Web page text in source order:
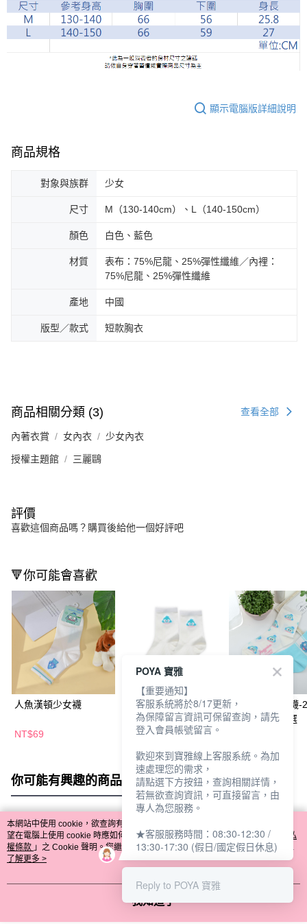
顯示電腦版詳細說明
商品規格
對象與族群 少女
尺寸 M（130-140cm）、L（140-150cm）
顏色 白色、藍色
材質
表布：75%尼龍、25%彈性纖維／內裡：
75%尼龍、25%彈性纖維
產地 中國
版型／款式 短款胸衣
商品相關分類 (3) 查看全部
內著衣賞 女內衣 少女內衣
授權主題館 三麗鷗
評價
喜歡這個商品嗎？購買後給他一個好評吧
🔻你可能會喜歡
人魚漢頓少女襪
NT$69
三麗鷗涼感少女襪-人
魚漢頓22-26
NT$69
人魚漢頓少女襪-
26cm-多款任選
你可能有興趣的商品 全站排行
熱門標籤
本網站中使用 cookie，欲查詢有關本網站使用 cookie 方式之詳情，及若您不希
望在電腦上使用 cookie 時應如何變更電腦的 cookie 設定，請參閱本網站「
隱私
權條款 」之 Cookie 聲明。您繼續使用本網站即表示您同意本公司得按本網站使
用條款之 Cookie 聲明使用 cookie。
了解更多 >
我知道了
POYA 寶雅
【重要通知】
客服系統將於8/17更新，
為保障留言資訊可保留查詢，請先
登入會員帳號留言。
歡迎來到寶雅線上客服系統。為加
速處理您的需求，
請點選下方按鈕，查詢相關詳情，
若無欲查詢資訊，可直接留言，由
專人為您服務。
★客服服務時間：08:30-12:30 /
13:30-17:30 (假日/國定假日休息)
Reply to POYA 寶雅